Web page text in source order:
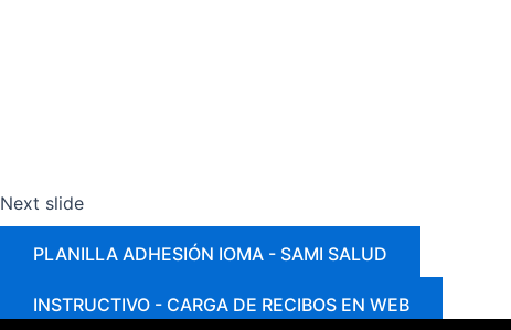
Next slide
PLANILLA ADHESIÓN IOMA - SAMI SALUD
INSTRUCTIVO - CARGA DE RECIBOS EN WEB